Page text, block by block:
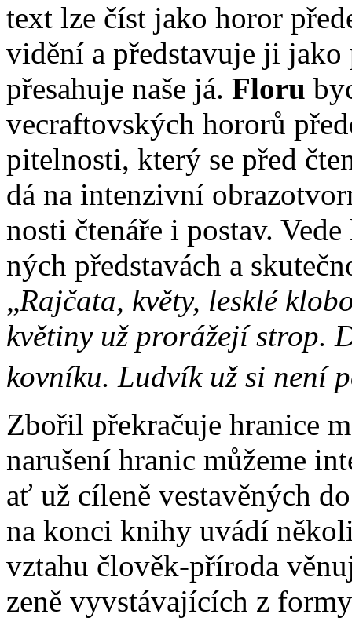
text lze číst ja­ko ho­ror
vi­dě­ní a před­sta­vu­je ji
pře­sa­hu­je na­še já. Flo­ru
vecraf­tov­ských ho­ro­rů
pi­tel­nos­ti, kte­rý se před
dá na in­ten­ziv­ní
nos­ti čte­ná­ře i po­stav.
ných před­sta­vách a
„Raj­ča­ta, kvě­ty, lesk­lé
kvě­ti­ny už pro­rá­že­jí strop.
kov­ní­ku. Lud­vík už si ne­ní
Zbo­řil pře­kra­ču­je hra­ni­ce
na­ru­še­ní hra­nic mů­že­me
ať už cí­le­ně ve­sta­vě­ných
na kon­ci kni­hy uvá­dí
vzta­hu člo­věk-pří­ro­da
ze­ně vy­vstá­va­jí­cích z